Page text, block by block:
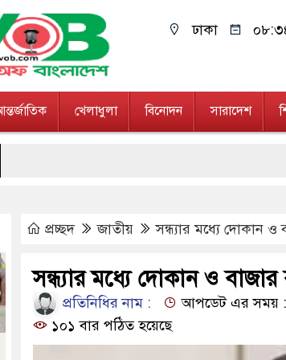
ঢাকা
খেলাধুলা বিনোদন সারাদেশ
প্রচ্ছদ জাতীয় সন্ধ্যার মধ্যে দোকান ও
সন্ধ্যার মধ্যে দোকান ও বাজার
প্রতিনিধির নাম :
আপডেট এর সময় :
১০১ বার পঠিত হয়েছে